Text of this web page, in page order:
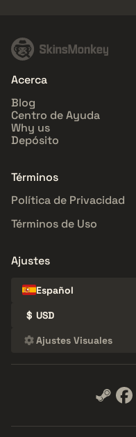
Acerca
Blog
Centro de Ayuda
Why us
Depósito
Términos
Política de Privacidad
Términos de Uso
Ajustes
Español
$ USD
Ajustes Visuales